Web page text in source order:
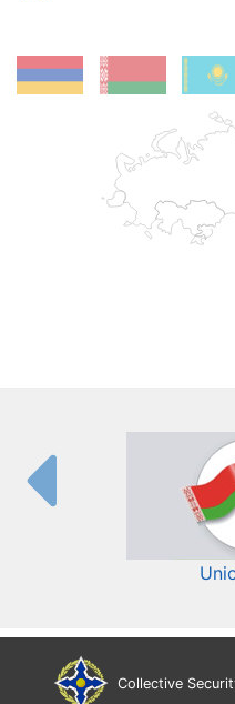
Collective